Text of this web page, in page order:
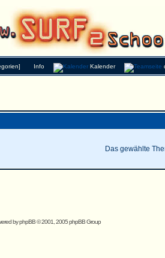
Info Kalender
Das gewählte
byphpBB© 2001, 2005 phpBB Group